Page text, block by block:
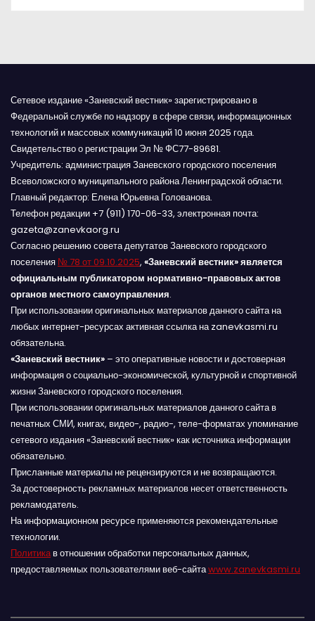
Сетевое издание «Заневский вестник» зарегистрировано в
Федеральной службе по надзору в сфере связи, информационных
технологий и массовых коммуникаций 10 июня 2025 года.
Свидетельство о регистрации Эл № ФС77-89681.
Учредитель: администрация Заневского городского поселения
Всеволожского муниципального района Ленинградской области.
Главный редактор: Елена Юрьевна Голованова.
Телефон редакции +7 (911) 170-06-33, электронная почта:
gazeta@zanevkaorg.ru
Согласно решению совета депутатов Заневского городского
поселения № 78 от 09.10.2025, «Заневский вестник» является
официальным публикатором нормативно-правовых актов
органов местного самоуправления.
При использовании оригинальных материалов данного сайта на
любых интернет-ресурсах активная ссылка на zanevkasmi.ru
обязательна.
«Заневский вестник» – это оперативные новости и достоверная
информация о социально-экономической, культурной и спортивной
жизни Заневского городского поселения.
При использовании оригинальных материалов данного сайта в
печатных СМИ, книгах, видео-, радио-, теле-форматах упоминание
сетевого издания «Заневский вестник» как источника информации
обязательно.
Присланные материалы не рецензируются и не возвращаются.
За достоверность рекламных материалов несет ответственность
рекламодатель.
На информационном ресурсе применяются рекомендательные
технологии.
Политикав отношении обработки персональных данных,
предоставляемых пользователями веб-сайтаwww.zanevkasmi.ru